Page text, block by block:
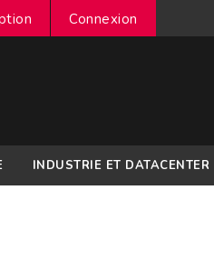
Connexion
INDUSTRIE ET DATACENTER